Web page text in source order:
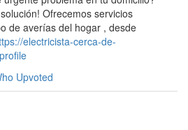
Ofrecemos servicios
de averías del hogar , desde
electricista-cerca-de-
Upvoted